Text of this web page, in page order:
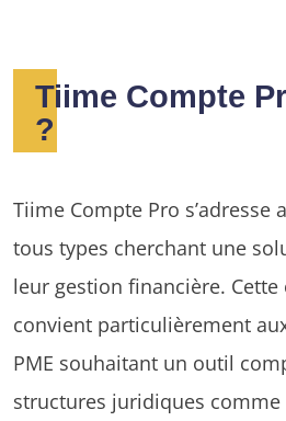
Tiime Compte
?
Tiime Compte Pro s’adresse
tous types cherchant une
leur gestion financière.
convient particulièrement
PME souhaitant un outil
structures juridiques comme